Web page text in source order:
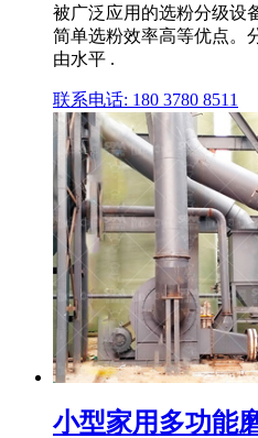
被广泛应用的选粉分级设
简单选粉效率高等优点。
由水平 .
联系电话: 180 3780 8511
小型家用多功能